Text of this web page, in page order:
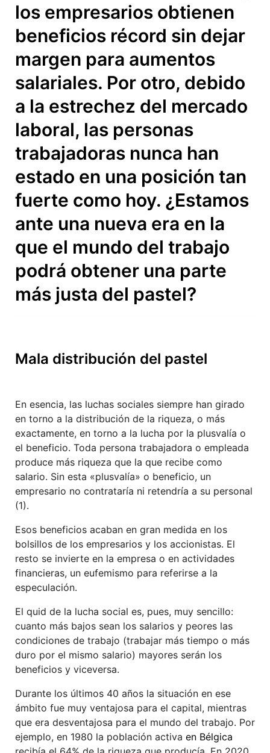
los empresarios obtienen
beneficios récord sin dejar
margen para aumentos
salariales. Por otro, debido
a la estrechez del mercado
laboral, las personas
trabajadoras nunca han
estado en una posición tan
fuerte como hoy. ¿Estamos
ante una nueva era en la
que el mundo del trabajo
podrá obtener una parte
más justa del pastel?
Mala distribución del pastel
En esencia, las luchas sociales siempre han girado
en torno a la distribución de la riqueza, o más
exactamente, en torno a la lucha por la plusvalía o
el beneficio. Toda persona trabajadora o empleada
produce más riqueza que la que recibe como
salario. Sin esta «plusvalía» o beneficio, un
empresario no contrataría ni retendría a su personal
(1).
Esos beneficios acaban en gran medida en los
bolsillos de los empresarios y los accionistas. El
resto se invierte en la empresa o en actividades
financieras, un eufemismo para referirse a la
especulación.
El quid de la lucha social es, pues, muy sencillo:
cuanto más bajos sean los salarios y peores las
condiciones de trabajo (trabajar más tiempo o más
duro por el mismo salario) mayores serán los
beneficios y viceversa.
Durante los últimos 40 años la situación en ese
ámbito fue muy ventajosa para el capital, mientras
que era desventajosa para el mundo del trabajo. Por
ejemplo, en 1980 la población activa en Bélgica